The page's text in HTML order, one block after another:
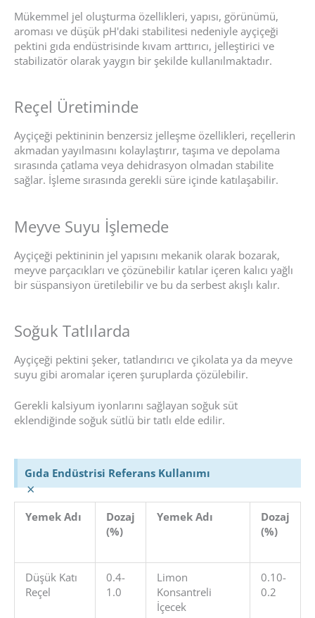
Mükemmel jel oluşturma özellikleri, yapısı, görünümü,
aroması ve düşük pH'daki stabilitesi nedeniyle ayçiçeği
pektini gıda endüstrisinde kıvam arttırıcı, jelleştirici ve
stabilizatör olarak yaygın bir şekilde kullanılmaktadır.
Reçel Üretiminde
Ayçiçeği pektininin benzersiz jelleşme özellikleri, reçellerin
akmadan yayılmasını kolaylaştırır, taşıma ve depolama
sırasında çatlama veya dehidrasyon olmadan stabilite
sağlar. İşleme sırasında gerekli süre içinde katılaşabilir.
Meyve Suyu İşlemede
Ayçiçeği pektininin jel yapısını mekanik olarak bozarak,
meyve parçacıkları ve çözünebilir katılar içeren kalıcı yağlı
bir süspansiyon üretilebilir ve bu da serbest akışlı kalır.
Soğuk Tatlılarda
Ayçiçeği pektini şeker, tatlandırıcı ve çikolata ya da meyve
suyu gibi aromalar içeren şuruplarda çözülebilir.
Gerekli kalsiyum iyonlarını sağlayan soğuk süt
eklendiğinde soğuk sütlü bir tatlı elde edilir.
Gıda Endüstrisi Referans Kullanımı
×
Yemek Adı
Dozaj
(%)
Yemek Adı
Dozaj
(%)
Düşük Katı
Reçel
0.4-
1.0
Limon
Konsantreli
İçecek
0.10-
0.2